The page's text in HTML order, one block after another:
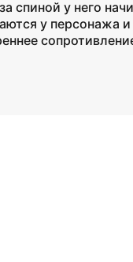
спиной у него
у персонажа